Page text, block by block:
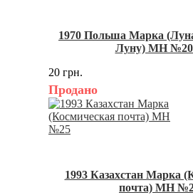
1970 Польша Марка
Луну) MH
20 грн.
Продано
1993 Казахстан Марка
почта) MH